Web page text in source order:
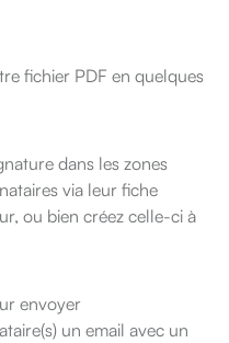
fichier PDF en quelques
dans les zones
via leur fiche
ou bien créez celle-ci à
envoyer
un email avec un